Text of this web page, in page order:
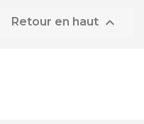
Retour en haut 